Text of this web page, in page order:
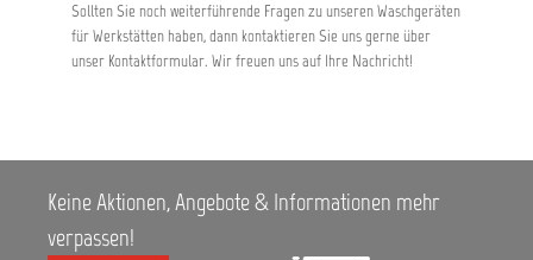
Sollten Sie noch weiterführende Fragen zu unseren Waschgeräten
für Werkstätten haben, dann kontaktieren Sie uns gerne über
unser Kontaktformular. Wir freuen uns auf Ihre Nachricht!
Keine Aktionen, Angebote & Informationen mehr
verpassen!